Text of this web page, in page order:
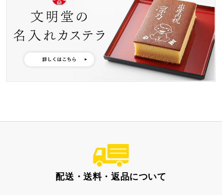
名入れカステラ
カステラ
配送・送料・返品について